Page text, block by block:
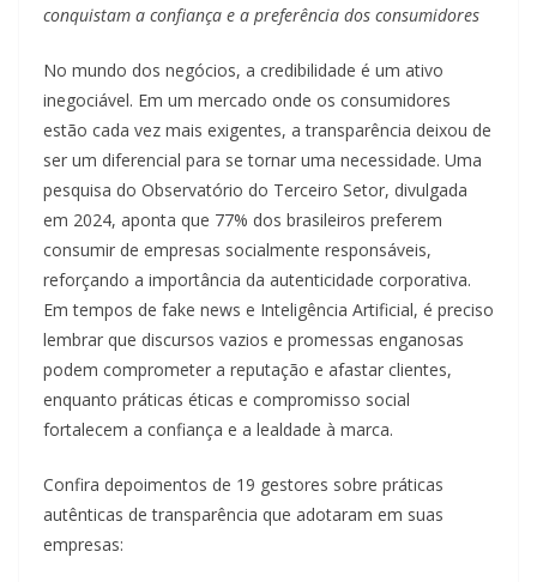
conquistam a confiança e a preferência dos consumidores
No mundo dos negócios, a credibilidade é um ativo
inegociável. Em um mercado onde os consumidores
estão cada vez mais exigentes, a transparência deixou de
ser um diferencial para se tornar uma necessidade. Uma
pesquisa do Observatório do Terceiro Setor, divulgada
em 2024, aponta que 77% dos brasileiros preferem
consumir de empresas socialmente responsáveis,
reforçando a importância da autenticidade corporativa.
Em tempos de fake news e Inteligência Artificial, é preciso
lembrar que discursos vazios e promessas enganosas
podem comprometer a reputação e afastar clientes,
enquanto práticas éticas e compromisso social
fortalecem a confiança e a lealdade à marca.
Confira depoimentos de 19 gestores sobre práticas
autênticas de transparência que adotaram em suas
empresas: